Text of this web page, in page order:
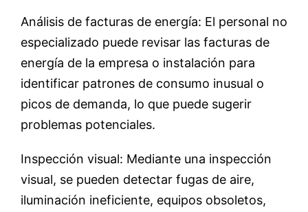
Análisis de facturas de energía: El personal no
especializado puede revisar las facturas de
energía de la empresa o instalación para
identificar patrones de consumo inusual o
picos de demanda, lo que puede sugerir
problemas potenciales.
Inspección visual: Mediante una inspección
visual, se pueden detectar fugas de aire,
iluminación ineficiente, equipos obsoletos,